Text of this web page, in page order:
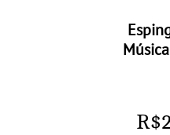
R$